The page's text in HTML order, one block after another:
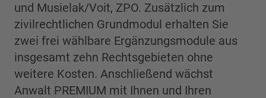
und Musielak/Voit, ZPO. Zusätzlich zum
zivilrechtlichen Grundmodul erhalten Sie
zwei frei wählbare Ergänzungsmodule aus
insgesamt zehn Rechtsgebieten ohne
weitere Kosten. Anschließend wächst
Anwalt PREMIUM mit Ihnen und Ihren